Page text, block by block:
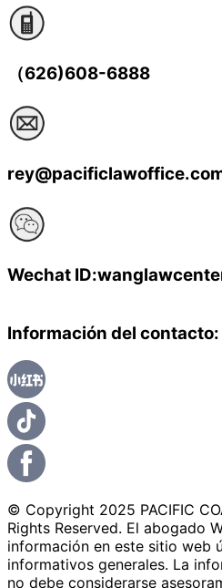
（626)608-6888
Wechat
Información del contacto:
© Copyright 2025 PACIFIC
Rights Reserved. El abogado
información en este sitio web
informativos generales. La
no debe considerarse